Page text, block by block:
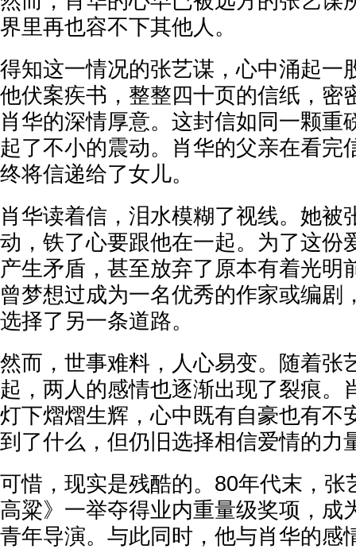
界里再也容不下其他人。
得知这一情况的张艺谋，心中涌起一
他伏案疾书，整整四十页的信纸，密
肖华的深情厚意。这封信如同一颗重
起了不小的震动。肖华的父亲在看完
终将信递给了女儿。
肖华读着信，泪水模糊了视线。她被
动，铁了心要跟他在一起。为了这份
产生矛盾，甚至放弃了原本有着光明
曾梦想过成为一名优秀的作家或编剧
选择了另一条道路。
然而，世事难料，人心易变。随着张
起，两人的感情也逐渐出现了裂痕。
灯下熠熠生辉，心中既有自豪也有不
到了什么，但仍旧选择相信爱情的力
可惜，现实是残酷的。80年代末，张
高粱》一举夺得业内重量级奖项，成
青年导演。与此同时，他与肖华的感